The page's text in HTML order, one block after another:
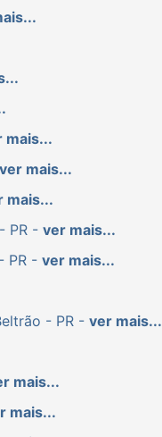
mais...
ver mais...
mais...
PR - ver mais...
PR - ver mais...
- PR - ver mais...
mais...
mais...